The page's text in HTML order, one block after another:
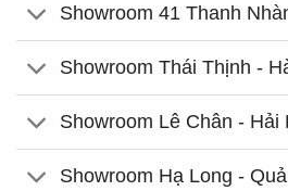
Showroom 41 Thanh
Showroom Thái Thịnh -
Showroom Lê Chân - Hải
Showroom Hạ Long -